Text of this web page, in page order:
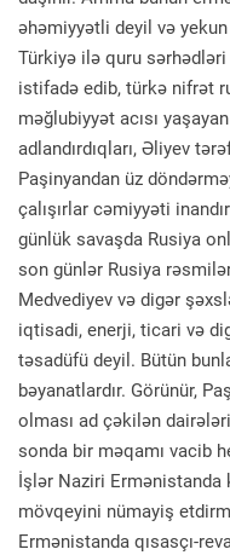
əhəmiyyətli deyil və
Türkiyə ilə quru sərhədləri
istifadə edib, türkə nifrət
məğlubiyyət acısı
adlandırdıqları, Əliyev
Paşinyandan üz
çalışırlar cəmiyyəti
günlük savaşda Rusiya
son günlər Rusiya
Medvediyev və digər
iqtisadi, enerji, ticari və
təsadüfü deyil. Bütün
bəyanatlardır. Görünür,
olması ad çəkilən
sonda bir məqamı vacib
İşlər Naziri Ermənistanda
mövqeyini nümayiş
Ermənistanda qısasçı-